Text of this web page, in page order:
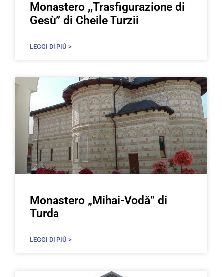
Monastero ,,Trasfigurazione di
Gesù” di Cheile Turzii
LEGGI DI PIÙ >
Monastero „Mihai-Vodă” di
Turda
LEGGI DI PIÙ >